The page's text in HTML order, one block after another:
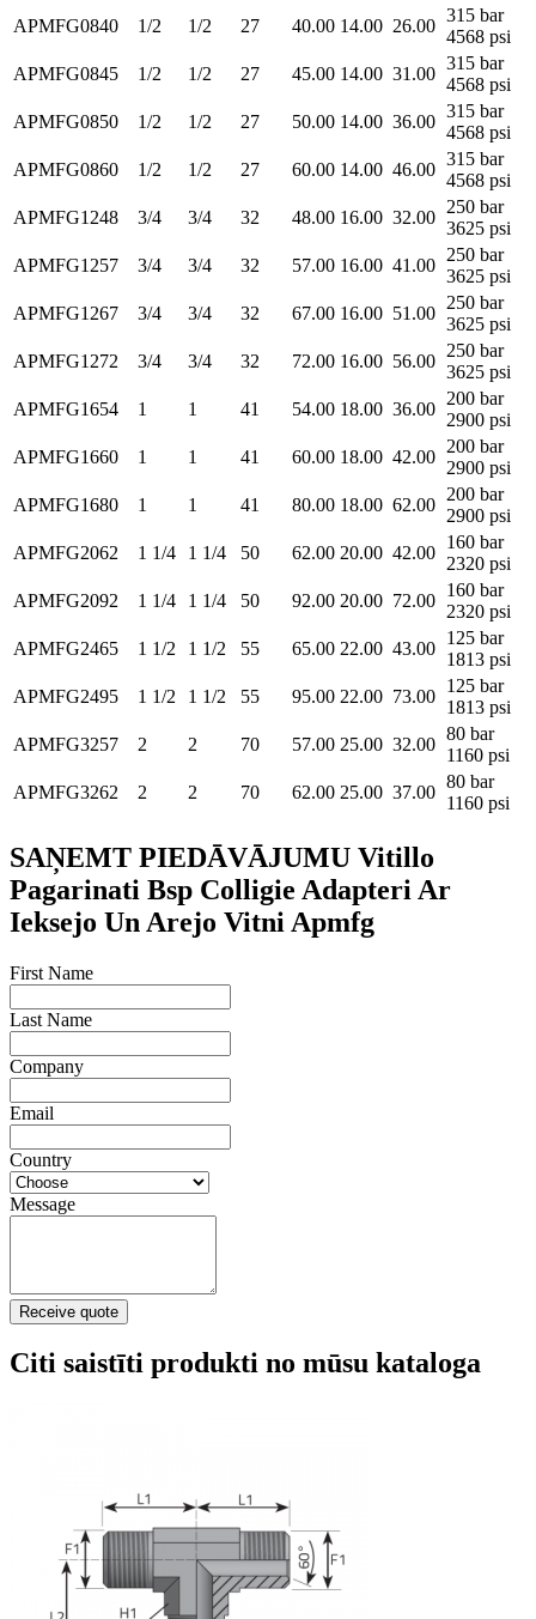
APMFG0840
1/2 1/2 27 40.00 14.00 26.00
315 bar
4568 psi
APMFG0845
1/2 1/2 27 45.00 14.00 31.00
315 bar
4568 psi
APMFG0850
1/2 1/2 27 50.00 14.00 36.00
315 bar
4568 psi
APMFG0860
1/2 1/2 27 60.00 14.00 46.00
315 bar
4568 psi
APMFG1248
3/4 3/4 32 48.00 16.00 32.00
250 bar
3625 psi
APMFG1257
3/4 3/4 32 57.00 16.00 41.00
250 bar
3625 psi
APMFG1267
3/4 3/4 32 67.00 16.00 51.00
250 bar
3625 psi
APMFG1272
3/4 3/4 32 72.00 16.00 56.00
250 bar
3625 psi
APMFG1654
1 1 41 54.00 18.00 36.00
200 bar
2900 psi
APMFG1660
1 1 41 60.00 18.00 42.00
200 bar
2900 psi
APMFG1680
1 1 41 80.00 18.00 62.00
200 bar
2900 psi
APMFG2062
1 1/4 1 1/4 50 62.00 20.00 42.00
160 bar
2320 psi
APMFG2092
1 1/4 1 1/4 50 92.00 20.00 72.00
160 bar
2320 psi
APMFG2465
1 1/2 1 1/2 55 65.00 22.00 43.00
125 bar
1813 psi
APMFG2495
1 1/2 1 1/2 55 95.00 22.00 73.00
125 bar
1813 psi
APMFG3257
2 2 70 57.00 25.00 32.00
80 bar
1160 psi
APMFG3262
2 2 70 62.00 25.00 37.00
80 bar
1160 psi
SAŅEMT PIEDĀVĀJUMU Vitillo
Pagarinati Bsp Colligie Adapteri Ar
Ieksejo Un Arejo Vitni Apmfg
First Name
Last Name
Company
Email
Country
Message
Receive quote
Citi saistīti produkti no mūsu kataloga